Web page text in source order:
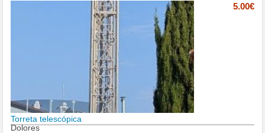
5.00€
Torreta telescópica
Dolores